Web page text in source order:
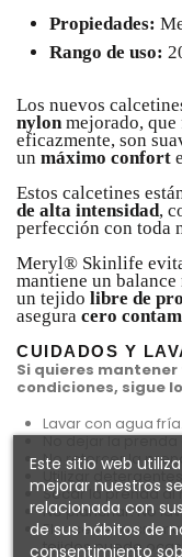
Propiedades:
Rango de uso:
Los nuevos
nylonmejorado, que
eficazmente, son
un máximo confort
Estos calcetines
de alta intensidad,
perfección con toda
Meryl® Skinlife evita
mantiene un
un tejido libre de
asegura cero
CUIDADOS Y
Si quieres
condiciones, sigue
Lavar con agua fría.
No dejar la
No retorcer la
Utilizar
Secar la prenda al
No planchar. No
El roce de la
tejidos puede
Este sitio web
mejorar nuestros
relacionada con
de sus hábitos de
consentimiento